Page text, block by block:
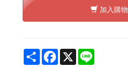
加入購
Share Facebook
X